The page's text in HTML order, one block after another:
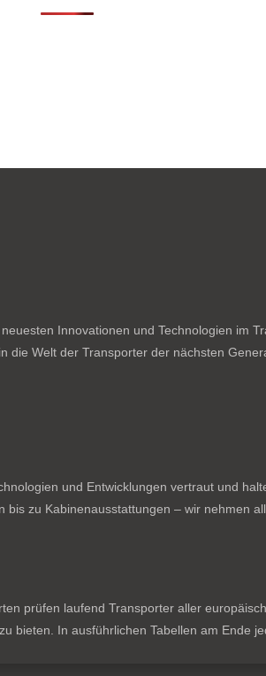
Innovationen und Technologien im
Welt der Transporter der nächsten
und Entwicklungen vertraut und
zu Kabinenausstattungen – wir nehmen
prüfen laufend Transporter aller
In ausführlichen Tabellen am Ende